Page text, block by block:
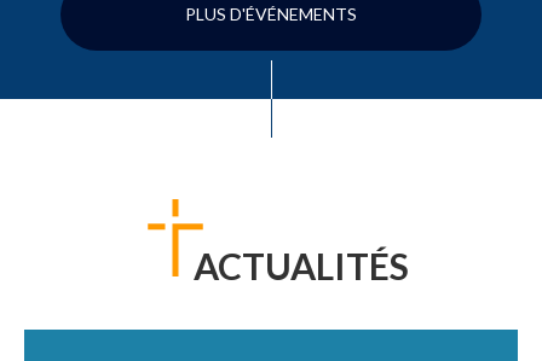
PLUS D'ÉVÉNEMENTS
ACTUALITÉS